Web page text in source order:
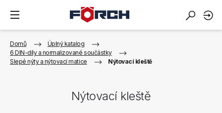
Domů
Úplný katalog
6 DIN-díly a normalizované součástky
Slepé nýty a nýtovací matice
Nýtovací kleště
Nýtovací kleště